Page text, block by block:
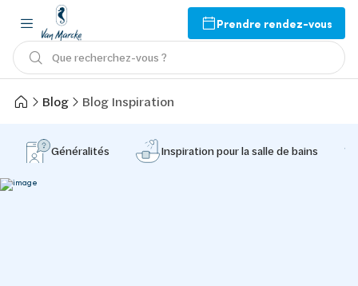
Prendre rendez-vous
Que recherchez-vous ?
Blog Blog Inspiration
Généralités Inspiration pour la salle de bains